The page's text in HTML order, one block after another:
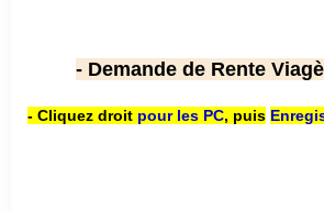
- Demande de Rente
- Cliquez droit pour les PC, puis